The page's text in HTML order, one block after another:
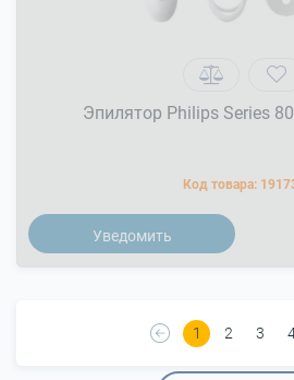
Эпилятор Philips Series
Код товара:
Уведомить
1 2 3